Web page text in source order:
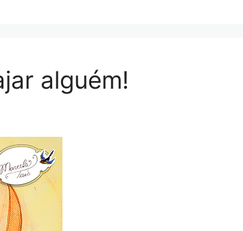
alguém!